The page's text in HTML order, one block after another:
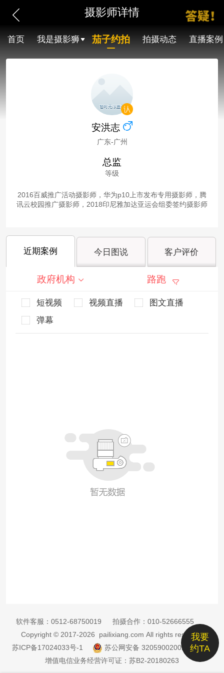
摄影师详情
首页 我是摄影狮 茄子约拍 拍摄动态 直播案例
安洪志
广东-广州
总监
等级
2016百威推广活动摄影师，华为p10上市发布专用摄影师，腾
讯云校园推广摄影师，2018印尼雅加达亚运会组委签约摄影师
近期案例 今日图说 客户评价
政府机构 路跑
短视频 视频直播
图文直播
弹幕
我要
约TA
软件客服： 0512-68750019 拍摄合作： 010-52666555
Copyright © 2017-2026 pailixiang.com All rights reserved
苏ICP备17024033号-1
苏公网安备 32059002002885号
增值电信业务经营许可证：苏B2-20180263